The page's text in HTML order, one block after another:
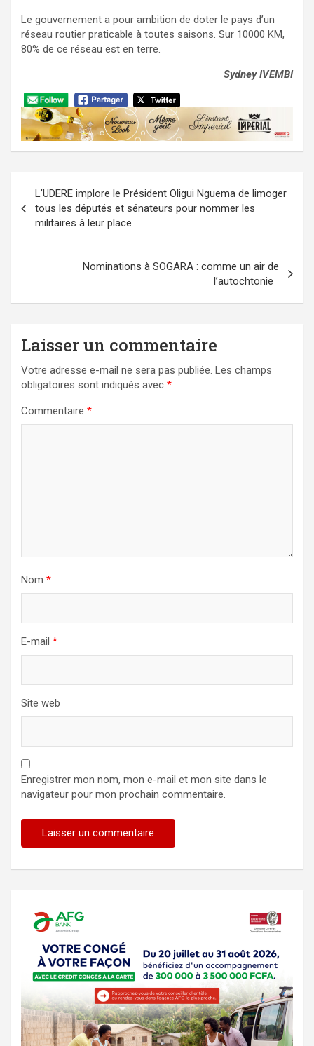
Le gouvernement a pour ambition de doter le pays d’un
réseau routier praticable à toutes saisons. Sur 10000 KM,
80% de ce réseau est en terre.
Sydney IVEMBI
de
l’article
L’UDERE implore le Président Oligui Nguema de limoger
tous les députés et sénateurs pour nommer les
militaires à leur place
Nominations à SOGARA : comme un air de
l’autochtonie
Laisser un commentaire
Votre adresse e-mail ne sera pas publiée. Les champs
obligatoires sont indiqués avec *
Commentaire *
Nom *
E-mail *
Site web
Enregistrer mon nom, mon e-mail et mon site dans le
navigateur pour mon prochain commentaire.